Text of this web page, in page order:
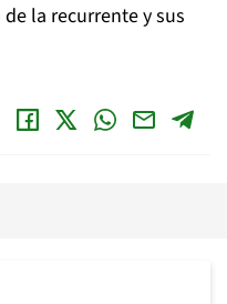
la recurrente y sus